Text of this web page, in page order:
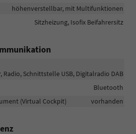
höhenverstellbar, mit Multifunktionen
Sitzheizung, Isofix Beifahrersitz
Radio, Schnittstelle USB, Digitalradio DAB
Bluetooth
(Virtual Cockpit)
vorhanden